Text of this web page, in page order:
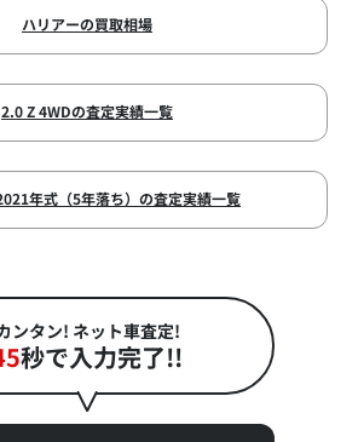
ハリアーの買取相場
2.0 Z 4WDの査定実績一覧
年式（5年落ち）の査定実績一覧
ンタン! ネット車査定!
秒で入力完了!!